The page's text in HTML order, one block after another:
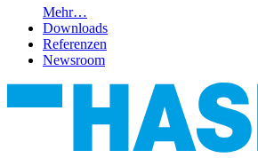
Mehr…
Downloads
Referenzen
Newsroom